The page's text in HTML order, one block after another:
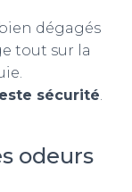
dégagés
tout sur la
sécurité.
odeurs